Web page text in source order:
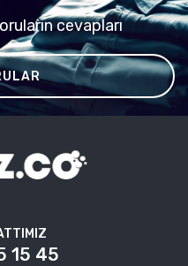
cevapları
15 45